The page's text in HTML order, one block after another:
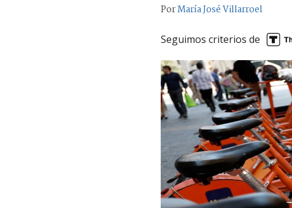
PorMaría José Villarroel
Seguimos criterios de